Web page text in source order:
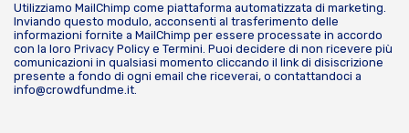
Utilizziamo MailChimp come piattaforma automatizzata di marketing.
Inviando questo modulo, acconsenti al trasferimento delle
informazioni fornite a MailChimp per essere processate in accordo
con la loro Privacy Policy e Termini. Puoi decidere di non ricevere più
comunicazioni in qualsiasi momento cliccando il link di disiscrizione
presente a fondo di ogni email che riceverai, o contattandoci a
info@crowdfundme.it.